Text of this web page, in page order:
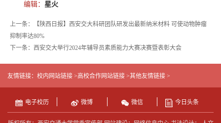
编辑： 星火
上一条：【陕西日报】西安交大科研团队研发出最新纳米材料 可使动物肿瘤
抑制率达80%
下一条：西安交大举行2024年辅导员素质能力大赛决赛暨表彰大会
友情链接： 校内网站链接 >高校合作网站链接 >其他友情链接 >
电子校历 微博 微信 今日头条